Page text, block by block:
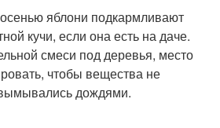
яблони подкармливают
кучи, если она есть на даче.
смеси под деревья, место
чтобы вещества не
дождями.